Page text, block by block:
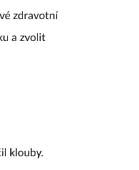
zdravotní
a zvolit
klouby.